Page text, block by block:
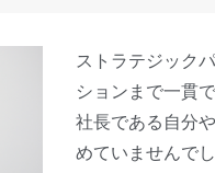
ストラテジック
ションまで一貫
社長である自分
めていませんで